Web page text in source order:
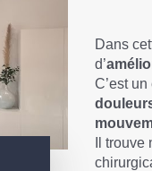
Dans
d’
C’est
Il